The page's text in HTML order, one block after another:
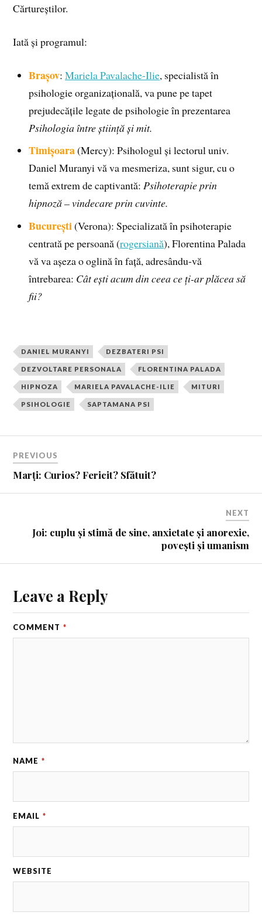
Cărtureștilor.
Iată și programul:
Brașov:Mariela Pavalache-Ilie, specialistă în
psihologie organizațională, va pune pe tapet
prejudecățile legate de psihologie în prezentarea
Psihologia între știință și mit.
Timișoara(Mercy): Psihologul și lectorul univ.
Daniel Muranyi vă va mesmeriza, sunt sigur, cu o
temă extrem de captivantă:Psihoterapie prin
hipnoză – vindecare prin cuvinte.
București(Verona): Specializată în psihoterapie
centrată pe persoană (rogersiană), Florentina Palada
vă va așeza o oglină în față, adresându-vă
întrebarea: Cât ești acum din ceea ce ți-ar plăcea să
fii?
DANIEL MURANYI DEZBATERI PSI
DEZVOLTARE PERSONALA FLORENTINA PALADA
HIPNOZA MARIELA PAVALACHE-ILIE MITURI
PSIHOLOGIE SAPTAMANA PSI
PREVIOUS
Marți: Curios? Fericit? Sfătuit?
NEXT
Joi: cuplu și stimă de sine, anxietate și anorexie,
povești și umanism
Leave a Reply
COMMENT *
NAME *
EMAIL *
WEBSITE